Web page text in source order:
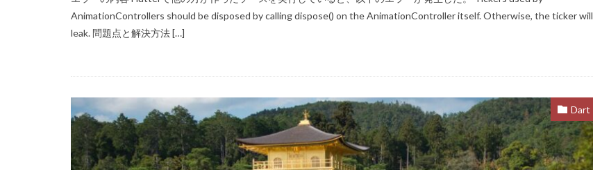
AnimationControllers should be disposed by calling dispose() on the AnimationController itself. Otherwise, the ticker will
leak. 問題点と解決方法 […]
Dart